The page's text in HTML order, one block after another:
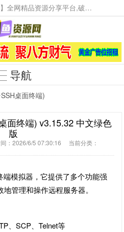
咸鱼资源网【www.xianyuai.cn】全网精品资源分享平台,破解软件,技术源码,火爆项目,工具辅助,这里无所不有。
导航
桌面终端)
面终端) v3.15.32 中文绿色
版
：2026/6/5 07:30:16 当前分类：
模拟器，它提供了多个功能强
管理和操作远程服务器。
、SCP、Telnet等